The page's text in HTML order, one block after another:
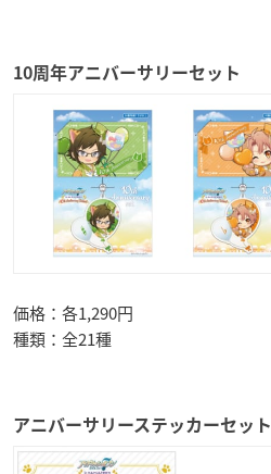
10周年アニバーサリーセット
価格：各1,290円
種類：全21種
アニバーサリーステッカーセット